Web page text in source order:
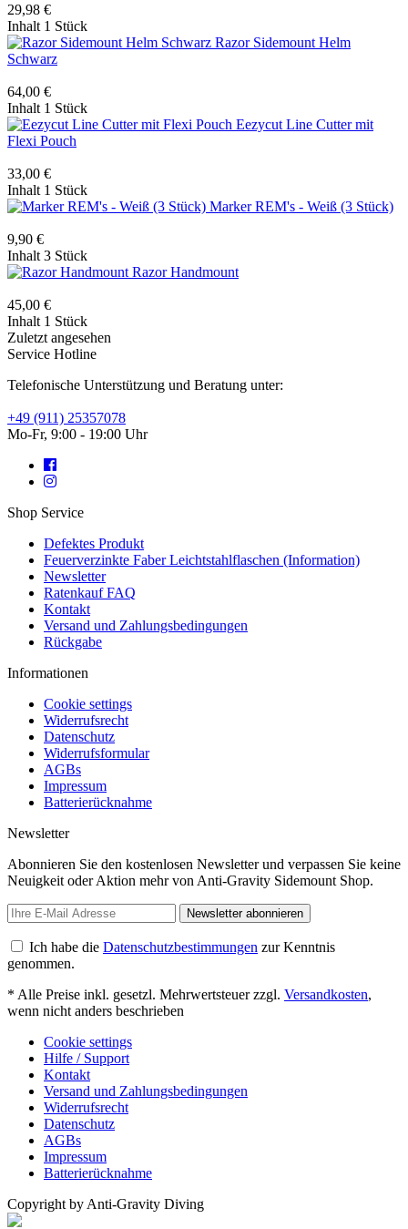
29,98 €
Inhalt 1 Stück
Razor Sidemount Helm
Schwarz
64,00 €
Inhalt 1 Stück
Eezycut Line Cutter mit
Flexi Pouch
33,00 €
Inhalt 1 Stück
Marker REM's - Weiß (3 Stück)
9,90 €
Inhalt 3 Stück
Razor Handmount
45,00 €
Inhalt 1 Stück
Zuletzt angesehen
Service Hotline
Telefonische Unterstützung und Beratung unter:
+49 (911) 25357078
Mo-Fr, 9:00 - 19:00 Uhr
Shop Service
Defektes Produkt
Feuerverzinkte Faber Leichtstahlflaschen (Information)
Newsletter
Ratenkauf FAQ
Kontakt
Versand und Zahlungsbedingungen
Rückgabe
Informationen
Cookie settings
Widerrufsrecht
Datenschutz
Widerrufsformular
AGBs
Impressum
Batterierücknahme
Newsletter
Abonnieren Sie den kostenlosen Newsletter und verpassen Sie keine
Neuigkeit oder Aktion mehr von Anti-Gravity Sidemount Shop.
Newsletter abonnieren
Ich habe die Datenschutzbestimmungen zur Kenntnis
genommen.
* Alle Preise inkl. gesetzl. Mehrwertsteuer zzgl. Versandkosten,
wenn nicht anders beschrieben
Cookie settings
Hilfe / Support
Kontakt
Versand und Zahlungsbedingungen
Widerrufsrecht
Datenschutz
AGBs
Impressum
Batterierücknahme
Copyright by Anti-Gravity Diving